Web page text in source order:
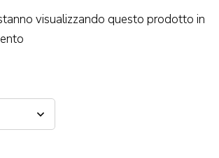
visualizzando questo prodotto in